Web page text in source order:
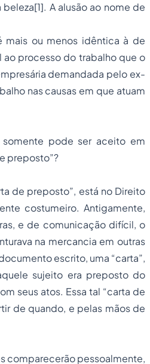
A alusão ao nome de
mais ou menos idêntica à de
ao processo do trabalho que o
demandada pelo ex-
nas causas em que atuam
pode ser aceito em
preposto”?
de preposto”, está no Direito
costumeiro. Antigamente,
e de comunicação difícil, o
na mercancia em outras
escrito, uma “carta”,
sujeito era preposto do
seus atos. Essa tal “carta de
de quando, e pelas mãos de
comparecerão pessoalmente,